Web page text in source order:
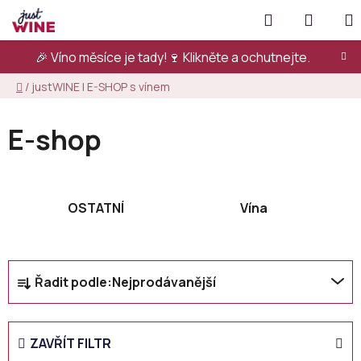
Přejít
na
obsah
🎉 Víno měsíce je tady!🍷 Klikněte a ochutnejte.
Hledat
KOŠÍK
Domů
/ justWINE | E-SHOP s vínem
E-shop
OSTATNÍ Vína
Ř
a
z
n
Řadit podle:Nejprodávanější
ZAVŘÍT FILTR